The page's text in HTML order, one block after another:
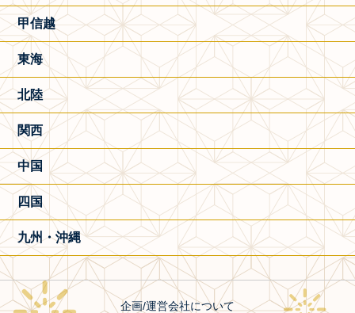
甲信越
東海
北陸
関西
中国
四国
九州・沖縄
企画/運営会社について